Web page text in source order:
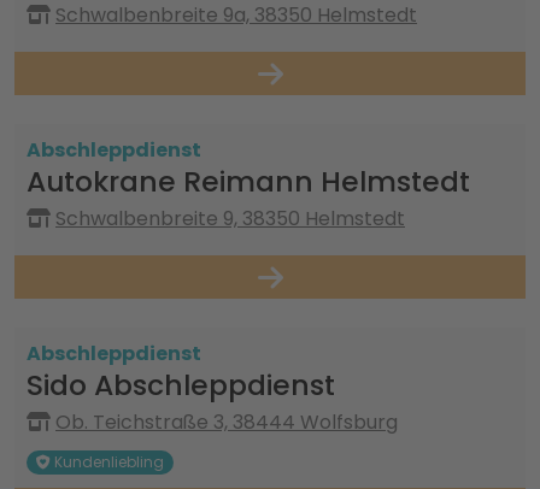
Schwalbenbreite 9a, 38350 Helmstedt
Abschleppdienst
Autokrane Reimann Helmstedt
Schwalbenbreite 9, 38350 Helmstedt
Abschleppdienst
Sido Abschleppdienst
Ob. Teichstraße 3, 38444 Wolfsburg
Kundenliebling